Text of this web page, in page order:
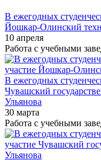
В ежегодных
Йошкар-Олинский
10 апреля
Работа с учебными
В ежегодных
Чувашский
Ульянова
30 марта
Работа с учебными